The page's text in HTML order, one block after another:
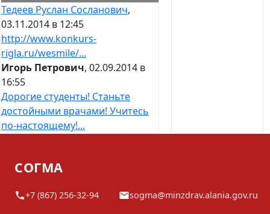
Тедеев Руслан Сосланович,
03.11.2014 в 12:45
http://www.konkurs-
rigla.ru/wesmile/...
Игорь Петрович, 02.09.2014 в
16:55
Дорогие студенты! Станьте
достойными врачами! Учитесь
по-настоящему!...
СОГМА
+7 (867) 256-32-94 sogma@minzdrav.alania.gov.ru